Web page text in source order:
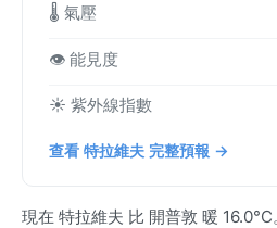
🌡️ 氣壓
👁️ 能見度
☀️ 紫外線指數
查看 特拉維夫 完整預報 →
現在 特拉維夫 比 開普敦 暖 16.0°C